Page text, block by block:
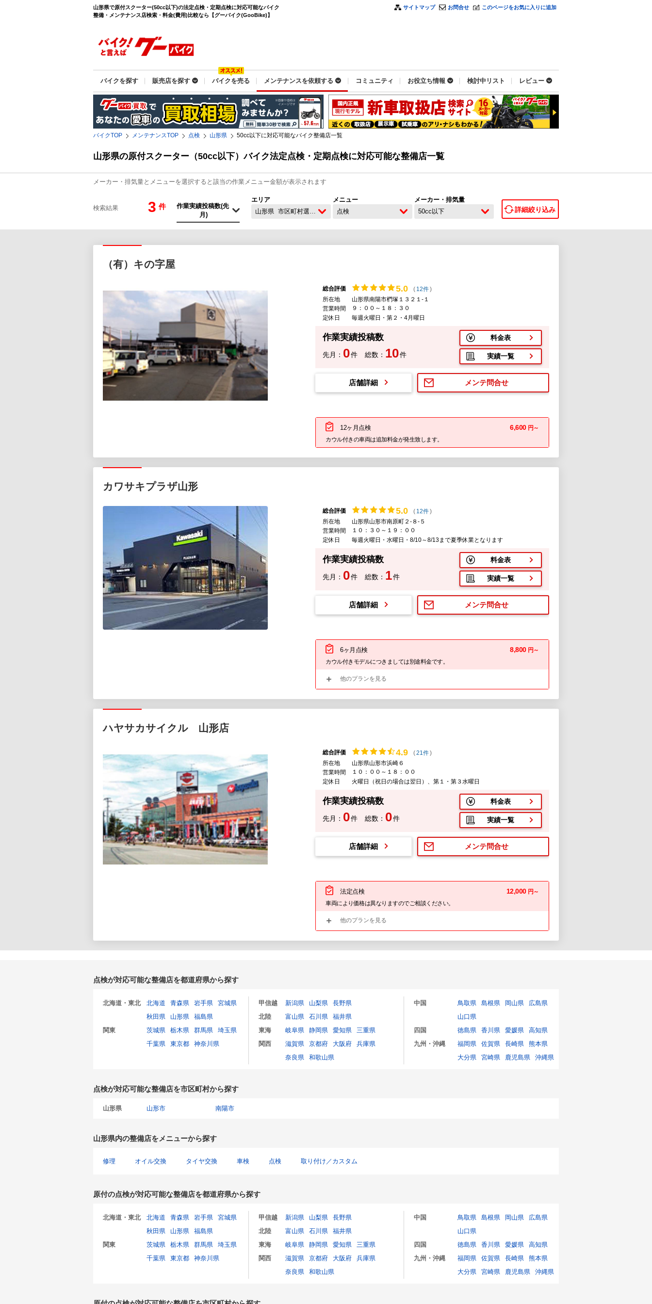
山形県で原付スクーター(50cc以下)の法定点検・定期点検に対応可能なバイク
整備・メンテナンス店検索・料金(費用)比較なら【グーバイク(GooBike)】
サイトマップ お問合せ このページをお気に入りに追加
バイクを探す 販売店を探す バイクを売る メンテナンスを依頼する コミュニティ お役立ち情報 検討中リスト レビュー
バイクTOP メンテナンスTOP 点検 山形県 50cc以下に対応可能なバイク整備店一覧
山形県の原付スクーター（50cc以下）バイク法定点検・定期点検に対応可能な整備店一覧
メーカー・排気量とメニューを選択すると該当の作業メニュー金額が表示されます
検索結果 3 件
エリア
山形県 市区町村選択なし
メニュー
点検
メーカー・排気量
50cc以下
詳細絞り込み
（有）キの字屋
総合評価 5.0 ( 12件)
所在地
山形県南陽市椚塚１３２１-１
営業時間
９：００～１８：３０
定休日
毎週火曜日・第２・4月曜日
作業実績投稿数
先月： 0件 総数： 10件
料金表
実績一覧
メンテ問合せ
店舗詳細
12ヶ月点検 6,600 円～
カウル付きの車両は追加料金が発生致します。
カワサキプラザ山形
総合評価 5.0 ( 12件)
所在地
山形県山形市南原町２-８-５
営業時間
１０：３０～１９：００
定休日
毎週火曜日・水曜日・8/10～8/13まで夏季休業となります
作業実績投稿数
先月： 0件 総数： 1件
料金表
実績一覧
メンテ問合せ
店舗詳細
6ヶ月点検 8,800 円～
カウル付きモデルにつきましては別途料金です。
他のプランを見る
ハヤサカサイクル 山形店
総合評価 4.9 (21件)
所在地
山形県山形市浜崎６
営業時間
１０：００～１８：００
定休日
火曜日（祝日の場合は翌日）、第１・第３水曜日
作業実績投稿数
先月： 0件 総数： 0件
料金表
実績一覧
メンテ問合せ
店舗詳細
法定点検 12,000 円～
車両により価格は異なりますのでご相談ください。
他のプランを見る
点検が対応可能な整備店を都道府県から探す
北海道・東北 北海道 青森県 岩手県
宮城県
秋田県
山形県
福島県
関東
茨城県 栃木県 群馬県
埼玉県
千葉県
東京都 神奈川県
甲信越 新潟県 山梨県
長野県
北陸
富山県 石川県
福井県
東海
岐阜県 静岡県 愛知県
三重県
関西
滋賀県 京都府 大阪府
兵庫県
奈良県
和歌山県
中国 鳥取県 島根県 岡山県
広島県
山口県
四国
徳島県 香川県 愛媛県
高知県
九州・沖縄
福岡県 佐賀県 長崎県
熊本県
大分県
宮崎県 鹿児島県 沖縄県
点検が対応可能な整備店を市区町村から探す
山形県 山形市 南陽市
山形県内の整備店をメニューから探す
修理 オイル交換 タイヤ交換 車検 点検 取り付け／カスタム
原付の点検が対応可能な整備店を都道府県から探す
北海道・東北 北海道 青森県 岩手県
宮城県
秋田県
山形県
福島県
関東
茨城県 栃木県 群馬県
埼玉県
千葉県
東京都 神奈川県
甲信越 新潟県 山梨県
長野県
北陸
富山県 石川県
福井県
東海
岐阜県 静岡県 愛知県
三重県
関西
滋賀県 京都府 大阪府
兵庫県
奈良県
和歌山県
中国 鳥取県 島根県 岡山県
広島県
山口県
四国
徳島県 香川県 愛媛県
高知県
九州・沖縄
福岡県 佐賀県 長崎県
熊本県
大分県
宮崎県 鹿児島県 沖縄県